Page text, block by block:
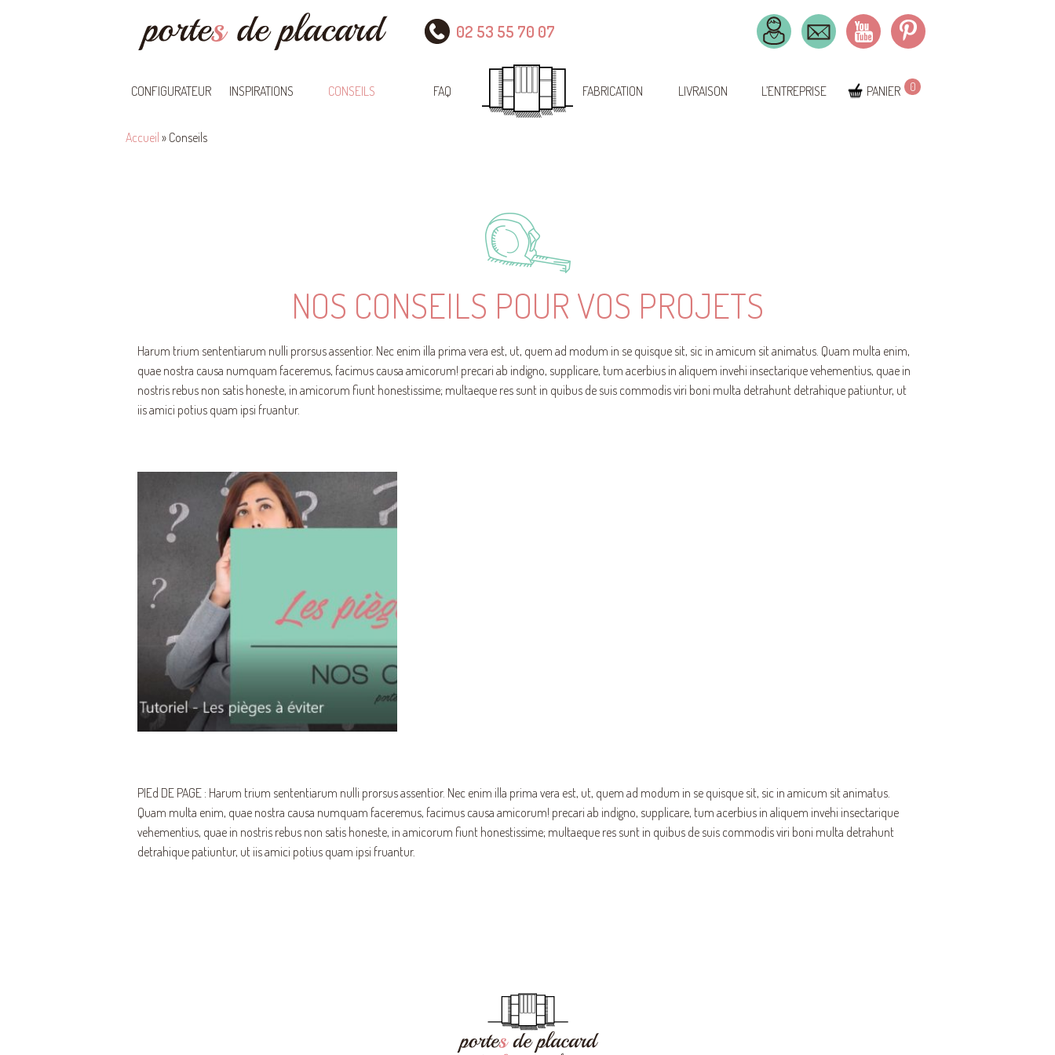
02 53 55 70 07
CONFIGURATEUR INSPIRATIONS CONSEILS FAQ FABRICATION LIVRAISON L’ENTREPRISE PANIER 0
Accueil » Conseils
NOS CONSEILS POUR VOS PROJETS
Harum trium sententiarum nulli prorsus assentior. Nec enim illa prima vera est, ut, quem ad modum in se quisque sit, sic in amicum sit animatus. Quam multa enim,
quae nostra causa numquam faceremus, facimus causa amicorum! precari ab indigno, supplicare, tum acerbius in aliquem invehi insectarique vehementius, quae in
nostris rebus non satis honeste, in amicorum fiunt honestissime; multaeque res sunt in quibus de suis commodis viri boni multa detrahunt detrahique patiuntur, ut
iis amici potius quam ipsi fruantur.
PIEd DE PAGE : Harum trium sententiarum nulli prorsus assentior. Nec enim illa prima vera est, ut, quem ad modum in se quisque sit, sic in amicum sit animatus.
Quam multa enim, quae nostra causa numquam faceremus, facimus causa amicorum! precari ab indigno, supplicare, tum acerbius in aliquem invehi insectarique
vehementius, quae in nostris rebus non satis honeste, in amicorum fiunt honestissime; multaeque res sunt in quibus de suis commodis viri boni multa detrahunt
detrahique patiuntur, ut iis amici potius quam ipsi fruantur.